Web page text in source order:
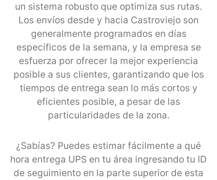
un sistema robusto que optimiza sus rutas.
Los envíos desde y hacia Castroviejo son
generalmente programados en días
específicos de la semana, y la empresa se
esfuerza por ofrecer la mejor experiencia
posible a sus clientes, garantizando que los
tiempos de entrega sean lo más cortos y
eficientes posible, a pesar de las
particularidades de la zona.
¿Sabías? Puedes estimar fácilmente a qué
hora entrega UPS en tu área ingresando tu ID
de seguimiento en la parte superior de esta